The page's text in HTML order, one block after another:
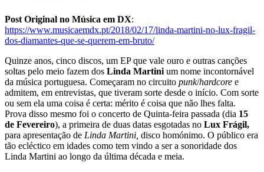
Post Original no Música em DX:
https://www.musicaemdx.pt/2018/02/17/linda-martini-no-lux-fragil-
dos-diamantes-que-se-querem-em-bruto/
Quinze anos, cinco discos, um EP que vale ouro e outras canções
soltas pelo meio fazem dos Linda Martini um nome incontornável
da música portuguesa. Começaram no circuito punk/hardcore e
admitem, em entrevistas, que tiveram sorte desde o início. Com sorte
ou sem ela uma coisa é certa: mérito é coisa que não lhes falta.
Prova disso mesmo foi o concerto de Quinta-feira passada (dia 15
de Fevereiro), a primeira de duas datas esgotadas no Lux Frágil,
para apresentação de Linda Martini, disco homónimo. O público era
tão ecléctico em idades como tem vindo a ser a sonoridade dos
Linda Martini ao longo da última década e meia.